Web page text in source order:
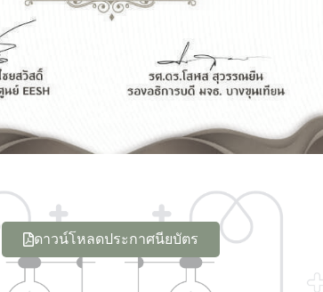
ดาวน์โหลดประกาศนียบัตร